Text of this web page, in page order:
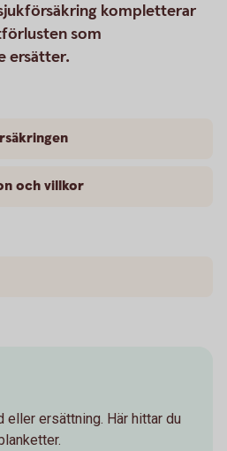
kompletterar
som
ersätter.
och villkor
eller ersättning. Här hittar du